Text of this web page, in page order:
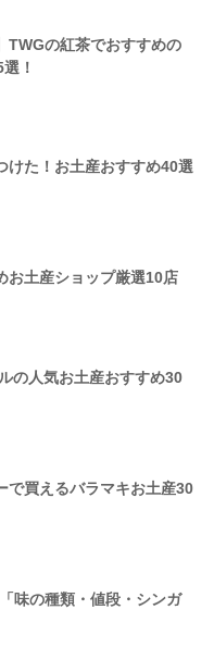
TWGの紅茶でおすすめの
！
けた！お土産おすすめ40選
お土産ショップ厳選10店
の人気お土産おすすめ30
で買えるバラマキお土産30
味の種類・値段・シンガ